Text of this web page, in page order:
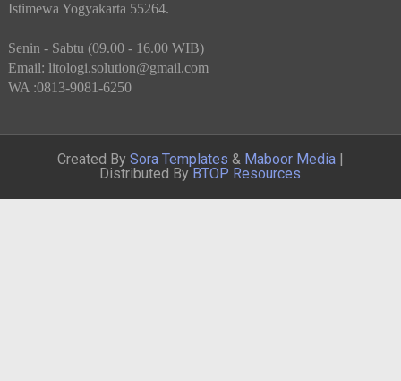
Istimewa Yogyakarta 55264.
Senin - Sabtu (09.00 - 16.00 WIB)
Email: litologi.solution@gmail.com
WA :0813-9081-6250
Created By Sora Templates & Maboor Media|
Distributed By BTOP Resources